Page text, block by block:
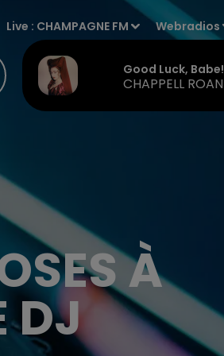
Live : CHAMPAGNE FM Webradios
Good Luck, Babe!
CHAPPELL ROAN
À
DJ